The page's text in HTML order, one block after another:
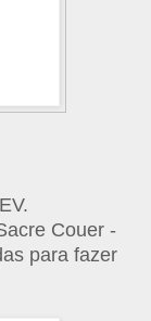
Couer -
para fazer